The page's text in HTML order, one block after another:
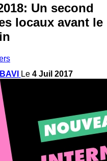
Un second
locaux avant le
Le 4 Juil 2017